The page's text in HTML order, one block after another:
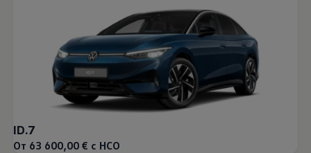
ID.7
От 63 600,00 € с НСО